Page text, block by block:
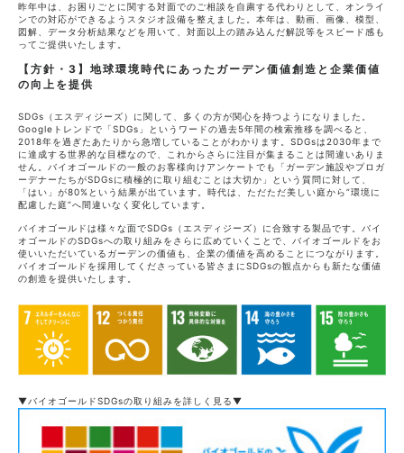
昨年中は、お困りごとに関する対面でのご相談を自粛する代わりとして、オンライ
ンでの対応ができるようスタジオ設備を整えました。本年は、動画、画像、模型、
図解、データ分析結果などを用いて、対面以上の踏み込んだ解説等をスピード感も
ってご提供いたします。
【方針・3】地球環境時代にあったガーデン価値創造と企業価値
の向上を提供
SDGs（エスディジーズ）に関して、多くの方が関心を持つようになりました。
Googleトレンドで「SDGs」というワードの過去5年間の検索推移を調べると、
2018年を過ぎたあたりから急増していることがわかります。SDGsは2030年まで
に達成する世界的な目標なので、これからさらに注目が集まることは間違いありま
せん。バイオゴールドの一般のお客様向けアンケートでも「ガーデン施設やプロガ
ーデナーたちがSDGsに積極的に取り組むことは大切か」という質問に対して、
「はい」が80%という結果が出ています。時代は、ただただ美しい庭から”環境に
配慮した庭”へ間違いなく変化しています。
バイオゴールドは様々な面でSDGs（エスディジーズ）に合致する製品です。バイ
オゴールドのSDGsへの取り組みをさらに広めていくことで、バイオゴールドをお
使いいただいているガーデンの価値も、企業の価値を高めることにつながります。
バイオゴールドを採用してくださっている皆さまにSDGsの観点からも新たな価値
の創造を提供いたします。
▼バイオゴールドSDGsの取り組みを詳しく見る▼